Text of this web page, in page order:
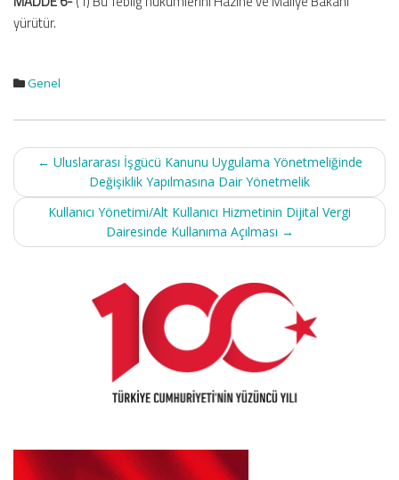
yürütür.
Genel
Post
navigation
← Uluslararası İşgücü Kanunu Uygulama Yönetmeliğinde
Değişiklik Yapılmasına Dair Yönetmelik
Kullanıcı Yönetimi/Alt Kullanıcı Hizmetinin Dijital Vergi
Dairesinde Kullanıma Açılması →